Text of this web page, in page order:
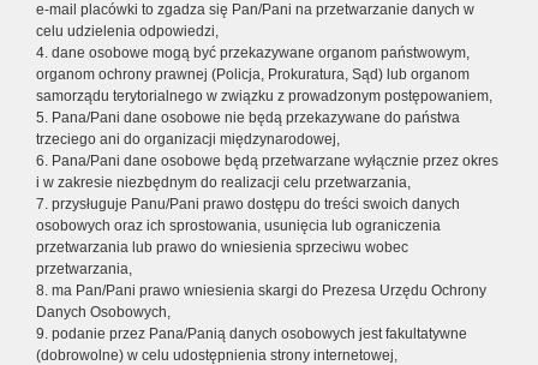
e-mail placówki to zgadza się Pan/Pani na przetwarzanie danych w
celu udzielenia odpowiedzi,
4. dane osobowe mogą być przekazywane organom państwowym,
organom ochrony prawnej (Policja, Prokuratura, Sąd) lub organom
samorządu terytorialnego w związku z prowadzonym postępowaniem,
5. Pana/Pani dane osobowe nie będą przekazywane do państwa
trzeciego ani do organizacji międzynarodowej,
6. Pana/Pani dane osobowe będą przetwarzane wyłącznie przez okres
i w zakresie niezbędnym do realizacji celu przetwarzania,
7. przysługuje Panu/Pani prawo dostępu do treści swoich danych
osobowych oraz ich sprostowania, usunięcia lub ograniczenia
przetwarzania lub prawo do wniesienia sprzeciwu wobec
przetwarzania,
8. ma Pan/Pani prawo wniesienia skargi do Prezesa Urzędu Ochrony
Danych Osobowych,
9. podanie przez Pana/Panią danych osobowych jest fakultatywne
(dobrowolne) w celu udostępnienia strony internetowej,